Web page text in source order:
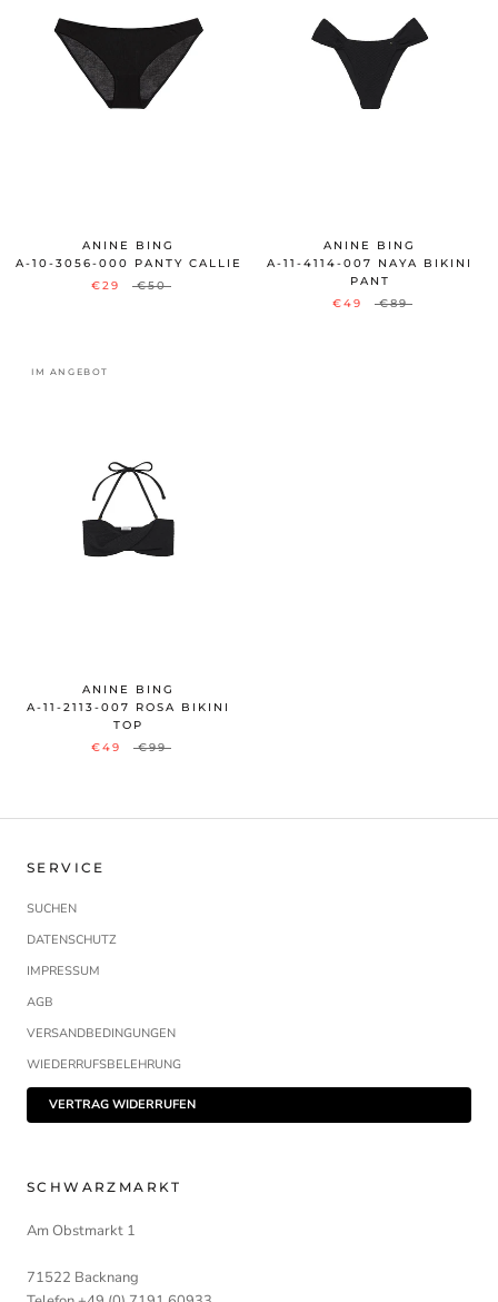
ANINE BING
A-10-3056-000 PANTY CALLIE
€29
€50
ANINE BING
A-11-4114-007 NAYA BIKINI
PANT
€49
€89
IM ANGEBOT
ANINE BING
A-11-2113-007 ROSA BIKINI
TOP
€49
€99
SERVICE
SUCHEN
DATENSCHUTZ
IMPRESSUM
AGB
VERSANDBEDINGUNGEN
WIEDERRUFSBELEHRUNG
VERTRAG WIDERRUFEN
SCHWARZMARKT
Am Obstmarkt 1
71522 Backnang